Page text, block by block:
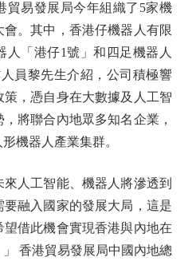
易發展局今年組織了5家機
。其中，香港仔機器人有限
人「港仔1號」和四足機器人
員黎先生介紹，公司積極響
，憑自身在大數據及人工智
將聯合內地眾多知名企業，
機器人產業集群。
人工智能、機器人將滲透到
融入國家的發展大局，這是
借此機會實現香港與內地在
香港貿易發展局中國內地總